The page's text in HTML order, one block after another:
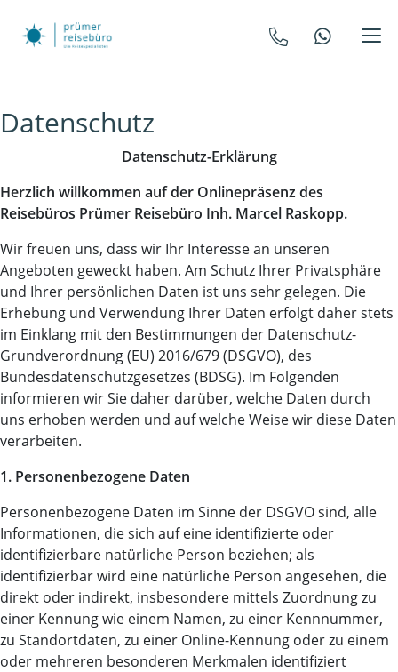
Datenschutz
Datenschutz-Erklärung
Herzlich willkommen auf der Onlinepräsenz des
Reisebüros Prümer Reisebüro Inh. Marcel Raskopp.
Wir freuen uns, dass wir Ihr Interesse an unseren
Angeboten geweckt haben. Am Schutz Ihrer Privatsphäre
und Ihrer persönlichen Daten ist uns sehr gelegen. Die
Erhebung und Verwendung Ihrer Daten erfolgt daher stets
im Einklang mit den Bestimmungen der Datenschutz-
Grundverordnung (EU) 2016/679 (DSGVO), des
Bundesdatenschutzgesetzes (BDSG). Im Folgenden
informieren wir Sie daher darüber, welche Daten durch
uns erhoben werden und auf welche Weise wir diese Daten
verarbeiten.
1. Personenbezogene Daten
Personenbezogene Daten im Sinne der DSGVO sind, alle
Informationen, die sich auf eine identifizierte oder
identifizierbare natürliche Person beziehen; als
identifizierbar wird eine natürliche Person angesehen, die
direkt oder indirekt, insbesondere mittels Zuordnung zu
einer Kennung wie einem Namen, zu einer Kennnummer,
zu Standortdaten, zu einer Online-Kennung oder zu einem
oder mehreren besonderen Merkmalen identifiziert